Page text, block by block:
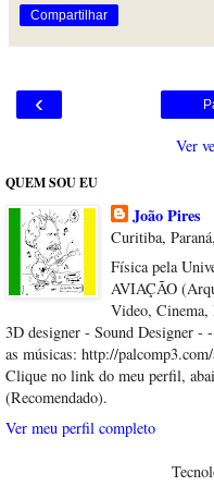
Compartilhar
‹
Ver
QUEM SOU EU
João Pires
Curitiba,
Física pela
AVIAÇÃO
Video, Cinema,
3D designer - Sound Designer -
as músicas: http://
Clique no link do meu perfil,
(Recomendado).
Ver meu perfil completo